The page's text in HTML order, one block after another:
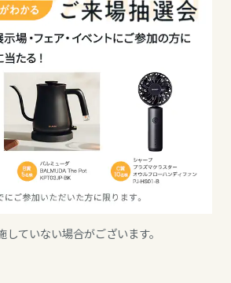
ていない場合がございます。